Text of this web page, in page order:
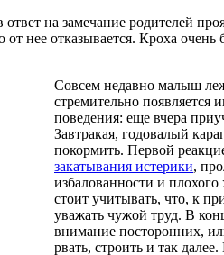
на замечание родителей
нее отказывается. Кроха очень
Совсем недавно малыш
стремительно
поведения: еще вчера
Завтракая, годовалый
покормить. Первой
закатывания истерики,
избалованности и
стоит учитывать, что, к
уважать чужой труд. В
внимание посторонних,
рвать, строить и так